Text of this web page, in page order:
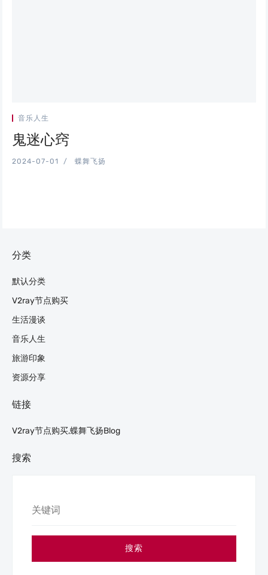
音乐人生
鬼迷心窍
2024-07-01 蝶舞飞扬
分类
默认分类
V2ray节点购买
生活漫谈
音乐人生
旅游印象
资源分享
链接
V2ray节点购买,蝶舞飞扬blog
搜索
搜索